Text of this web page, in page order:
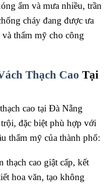
ẩm và mưa nhiều, trần
cháy đang được ưa
thẩm mỹ cho công
Thạch Cao Tại
cao tại Đà Nẵng
đặc biệt phù hợp với
thẩm mỹ của thành phố:
thạch cao giật cấp, kết
hoa văn, tạo không